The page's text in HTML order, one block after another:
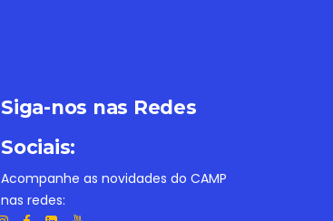
Siga-nos nas Redes
Sociais:
Acompanhe as novidades do CAMP
nas redes: